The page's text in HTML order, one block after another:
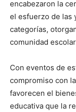
encabezaron la
el esfuerzo de las
categorías,
comunidad
Con eventos de
compromiso con
favorecen el
educativa que la